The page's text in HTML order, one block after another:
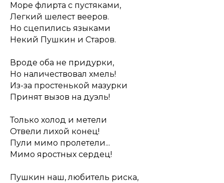
Море флирта с пустяками,
Легкий шелест вееров.
Но сцепились языками
Некий Пушкин и Старов.
Вроде оба не придурки,
Но наличествовал хмель!
Из-за простенькой мазурки
Принят вызов на дуэль!
Только холод и метели
Отвели лихой конец!
Пули мимо пролетели...
Мимо яростных сердец!
Пушкин наш, любитель риска,